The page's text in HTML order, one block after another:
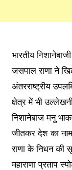
भारतीय
जसपाल राणा ने
अंतरराष्ट्रीय
क्षेत्र में भी
निशानेबाज मनु
जीतकर देश का
राणा के निधन की
महाराणा प्रताप